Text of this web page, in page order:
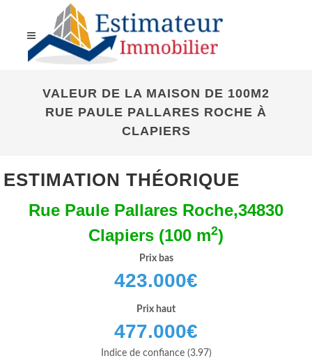
VALEUR DE LA MAISON DE 100M2
RUE PAULE PALLARES ROCHE À
CLAPIERS
ESTIMATION THÉORIQUE
Rue Paule Pallares Roche,34830
Clapiers (100 m2)
Prix bas
423.000€
Prix haut
477.000€
Indice de confiance (3.97)